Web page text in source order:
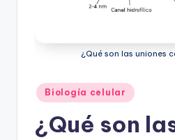
¿Qué son las uniones
Publicado
en
Biología celular
¿Qué son